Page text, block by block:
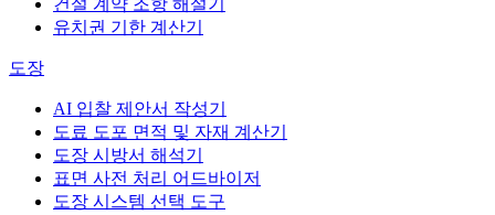
유치권 기한 계산기
도장
AI 입찰 제안서 작성기
도료 도포 면적 및 자재 계산기
도장 시방서 해석기
표면 사전 처리 어드바이저
도장 시스템 선택 도구